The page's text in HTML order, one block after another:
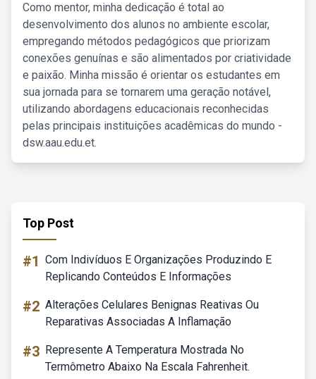
Como mentor, minha dedicação é total ao
desenvolvimento dos alunos no ambiente escolar,
empregando métodos pedagógicos que priorizam
conexões genuínas e são alimentados por criatividade
e paixão. Minha missão é orientar os estudantes em
sua jornada para se tornarem uma geração notável,
utilizando abordagens educacionais reconhecidas
pelas principais instituições acadêmicas do mundo -
dsw.aau.edu.et.
Top Post
#1 Com Indivíduos E Organizações Produzindo E
Replicando Conteúdos E Informações
#2 Alterações Celulares Benignas Reativas Ou
Reparativas Associadas A Inflamação
#3 Represente A Temperatura Mostrada No
Termômetro Abaixo Na Escala Fahrenheit.